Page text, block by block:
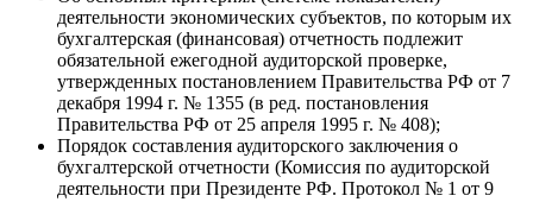
деятельности экономических субъектов, по которым их
бухгалтерская (финансовая) отчетность подлежит
обязательной ежегодной аудиторской проверке,
утвержденных постановлением Правительства РФ от 7
декабря 1994 г. № 1355 (в ред. постановления
Правительства РФ от 25 апреля 1995 г. № 408);
Порядок составления аудиторского заключения о
бухгалтерской отчетности (Комиссия по аудиторской
деятельности при Президенте РФ. Протокол № 1 от 9